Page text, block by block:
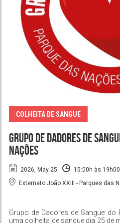
COLHEITA DE SANGUE
Grupo de Dadores de
Nações
2026, May 25
15:00h às 19h00
Externato João XXIII - Parques das
Grupo de Dadores de Sangue
uma colheita de sangue dia 25 de